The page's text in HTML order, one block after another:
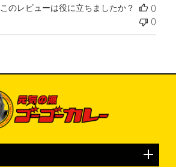
このレビューは役に立ちましたか？
0
0